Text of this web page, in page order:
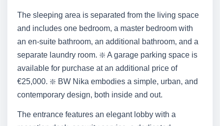
The sleeping area is separated from the living space
and includes one bedroom, a master bedroom with
an en-suite bathroom, an additional bathroom, and a
separate laundry room. ❇️ A garage parking space is
available for purchase at an additional price of
€25,000. ❇️ BW Nika embodies a simple, urban, and
contemporary design, both inside and out.
The entrance features an elegant lobby with a